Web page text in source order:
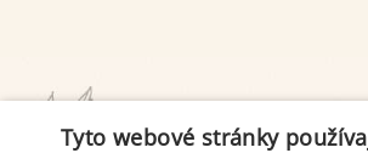
Tyto webové stránky